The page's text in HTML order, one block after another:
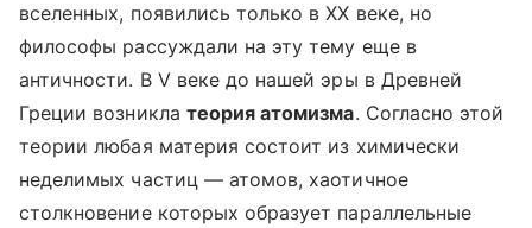
вселенных, появились только в XX веке, но
философы рассуждали на эту тему еще в
античности. В V веке до нашей эры в Древней
Греции возникла теория атомизма. Согласно этой
теории любая материя состоит из химически
неделимых частиц — атомов, хаотичное
столкновение которых образует параллельные